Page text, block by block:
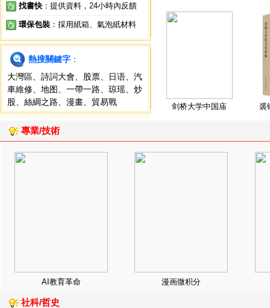
找書快 ：提供資料，24小時內反饋
環保包裝 ：採用紙箱、氣泡紙材料
熱搜關鍵字 ：
大灣區
詩詞大會 股票 日语
汽
車維修
地图 一帶一路 琼瑶
炒
股
絲綢之路 漫畫 貿易戰 剑桥大学中国庙 裘
專業/技術
AI教育革命 漫画微积分
社科/哲史